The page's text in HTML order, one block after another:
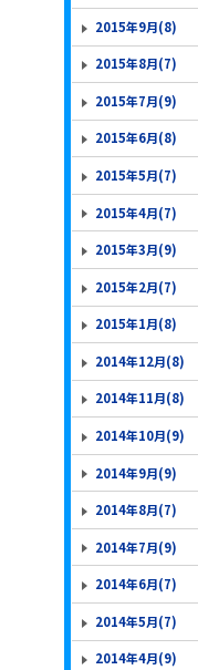
2015年9月(8)
2015年8月(7)
2015年7月(9)
2015年6月(8)
2015年5月(7)
2015年4月(7)
2015年3月(9)
2015年2月(7)
2015年1月(8)
2014年12月(8)
2014年11月(8)
2014年10月(9)
2014年9月(9)
2014年8月(7)
2014年7月(9)
2014年6月(7)
2014年5月(7)
2014年4月(9)